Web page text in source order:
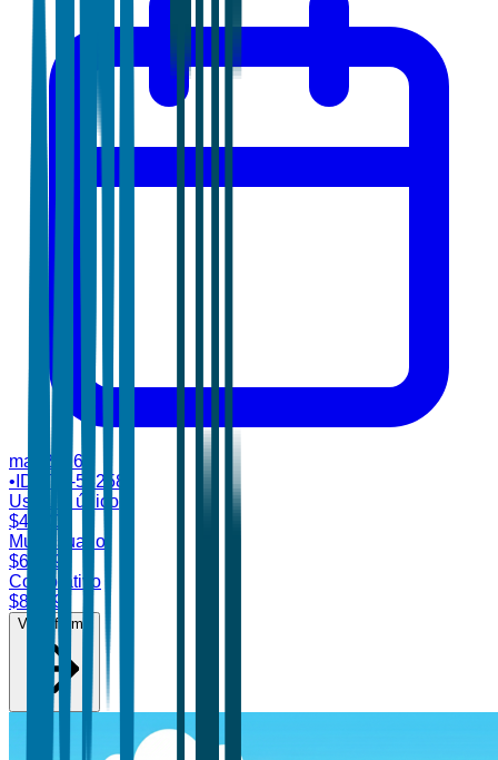
mar 2026
• ID:
TBI-58258
Usuario único
$4,700
Multiusuario
$6,899
Corporativo
$8,499
Ver informe